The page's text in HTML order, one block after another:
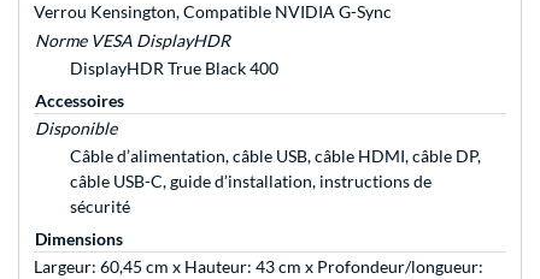
Verrou Kensington, Compatible NVIDIA G-Sync
Norme VESA DisplayHDR
DisplayHDR True Black 400
Accessoires
Disponible
Câble d’alimentation, câble USB, câble HDMI, câble DP,
câble USB-C, guide d’installation, instructions de
sécurité
Dimensions
Largeur: 60,45 cm x Hauteur: 43 cm x Profondeur/longueur: